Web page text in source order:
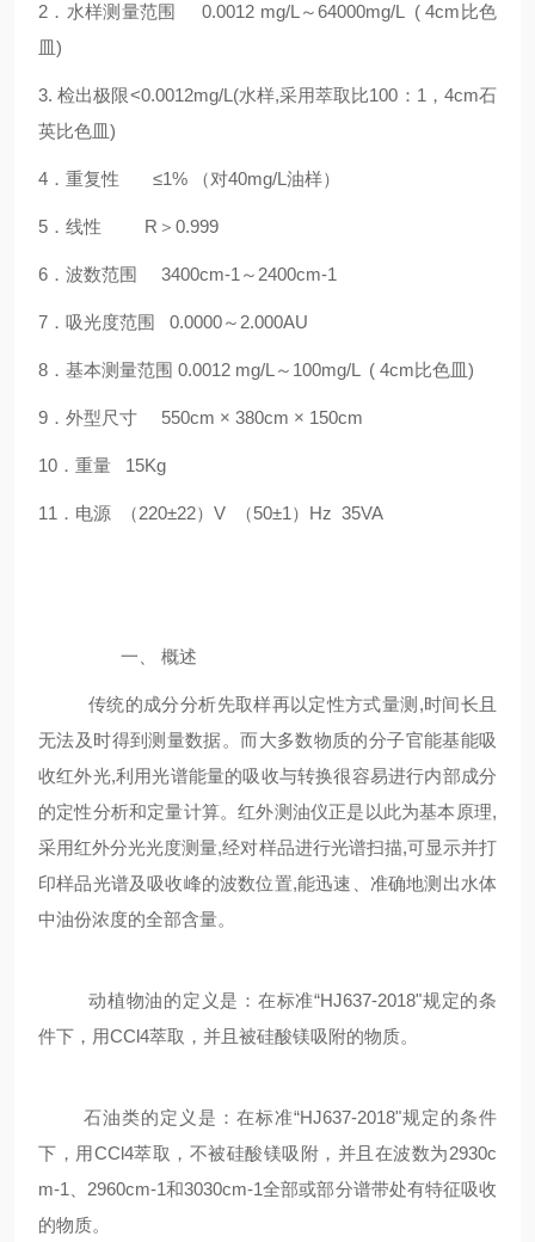
2．水样测量范围 0.0012 mg/L～64000mg/L ( 4cm比色
皿)
3. 检出极限<0.0012mg/L(水样,采用萃取比100：1，4cm石
英比色皿)
4．重复性 ≤1% （对40mg/L油样）
5．线性 R＞0.999
6．波数范围 3400cm-1～2400cm-1
7．吸光度范围 0.0000～2.000AU
8．基本测量范围 0.0012 mg/L～100mg/L ( 4cm比色皿)
9．外型尺寸 550cm × 380cm × 150cm
10．重量 15Kg
11．电源 （220±22）V （50±1）Hz 35VA
一、 概述
传统的成分分析先取样再以定性方式量测,时间长且
无法及时得到测量数据。而大多数物质的分子官能基能吸
收红外光,利用光谱能量的吸收与转换很容易进行内部成分
的定性分析和定量计算。红外测油仪正是以此为基本原理,
采用红外分光光度测量,经对样品进行光谱扫描,可显示并打
印样品光谱及吸收峰的波数位置,能迅速、准确地测出水体
中油份浓度的全部含量。
动植物油的定义是：在标准“HJ637-2018"规定的条
件下，用CCl4萃取，并且被硅酸镁吸附的物质。
石油类的定义是：在标准“HJ637-2018"规定的条件
下，用CCl4萃取，不被硅酸镁吸附，并且在波数为2930c
m-1、2960cm-1和3030cm-1全部或部分谱带处有特征吸收
的物质。